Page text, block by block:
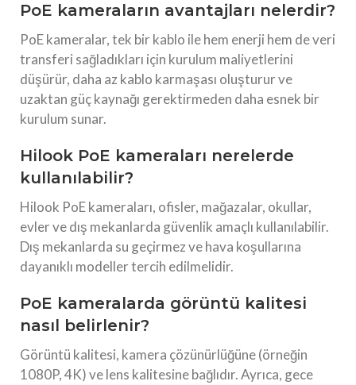
PoE kameraların avantajları nelerdir?
PoE kameralar, tek bir kablo ile hem enerji hem de veri
transferi sağladıkları için kurulum maliyetlerini
düşürür, daha az kablo karmaşası oluşturur ve
uzaktan güç kaynağı gerektirmeden daha esnek bir
kurulum sunar.
Hilook PoE kameraları nerelerde
kullanılabilir?
Hilook PoE kameraları, ofisler, mağazalar, okullar,
evler ve dış mekanlarda güvenlik amaçlı kullanılabilir.
Dış mekanlarda su geçirmez ve hava koşullarına
dayanıklı modeller tercih edilmelidir.
PoE kameralarda görüntü kalitesi
nasıl belirlenir?
Görüntü kalitesi, kamera çözünürlüğüne (örneğin
1080P, 4K) ve lens kalitesine bağlıdır. Ayrıca, gece